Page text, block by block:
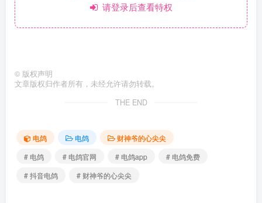
请登录后查看特权
© 版权声明
文章版权归作者所有，未经允许请勿转载。
THE END
电鸽 电鸽
财神爷的心尖尖
# 电鸽
# 电鸽官网 # 电鸽app
# 电鸽免费
# 抖音电鸽
# 财神爷的心尖尖